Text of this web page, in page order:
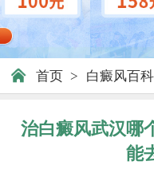
首页 > 白癜风百科
治白癜风武汉哪
能